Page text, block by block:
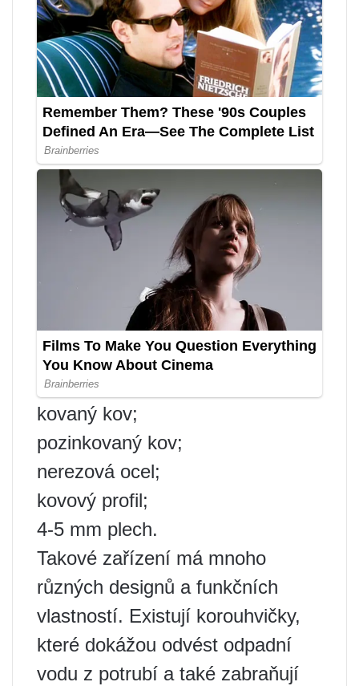
kovaný kov;
pozinkovaný kov;
nerezová ocel;
kovový profil;
4-5 mm plech.
Takové zařízení má mnoho
různých designů a funkčních
vlastností. Existují korouhvičky,
které dokážou odvést odpadní
vodu z potrubí a také zabraňují